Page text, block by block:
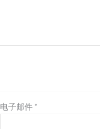
电子邮件*